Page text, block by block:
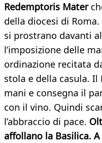
Redemptoris Mater
della diocesi di
si prostrano davanti
l’imposizione delle
ordinazione recitata
stola e della casula.
mani e consegna il
con il vino. Quindi
l’abbraccio di pace.
affollano la Basilica.